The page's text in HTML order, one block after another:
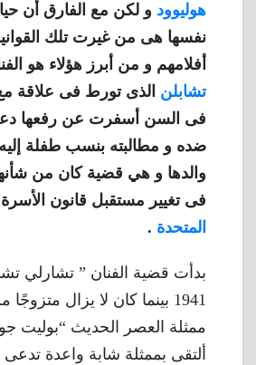
هوليوود و لكن مع الفارق أن
نفسها هى من غيرت تلك
أفلامهم و من أبرز هؤلاء هو
تشابلن الذى تورط فى علاقة
فى السن أسفرت عن رفعها
ضده و مطالبته بنسب طفلة
والدها و هي قضية كان من
فى تغيير مستقبل قانون
المتحدة .
بدأت قضية الفنان ” تشارلي
1941 بينما كان لا يزال
ممثلة العصر الحديث “بوليت
ألتقى بممثلة شابة واعدة